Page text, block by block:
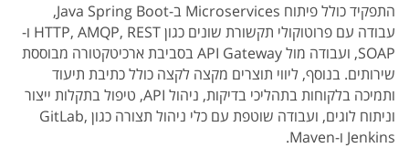
התפקיד כולל פיתוח Microservices ב-Java Spring Boot,
עבודה עם פרוטוקולי תקשורת שונים כגון HTTP, AMQP, REST ו-
SOAP, ועבודה מול API Gateway בסביבת ארכיטקטורה מבוססת
שירותים. בנוסף, ליווי תוצרים מקצה לקצה כולל כתיבת תיעוד
ותמיכה בלקוחות בתהליכי בדיקות, ניהול API, טיפול בתקלות ייצור
וניתוח לוגים, ועבודה שוטפת עם כלי ניהול תצורה כגון GitLab,
Jenkins ו-Maven.